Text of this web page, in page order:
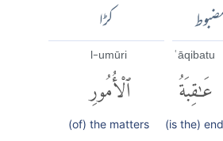
کڑا
ʿāqibatu
عَٰقِبَةُ
(is the) end
l-umūri
ٱلْأُمُورِ
(of) the matters